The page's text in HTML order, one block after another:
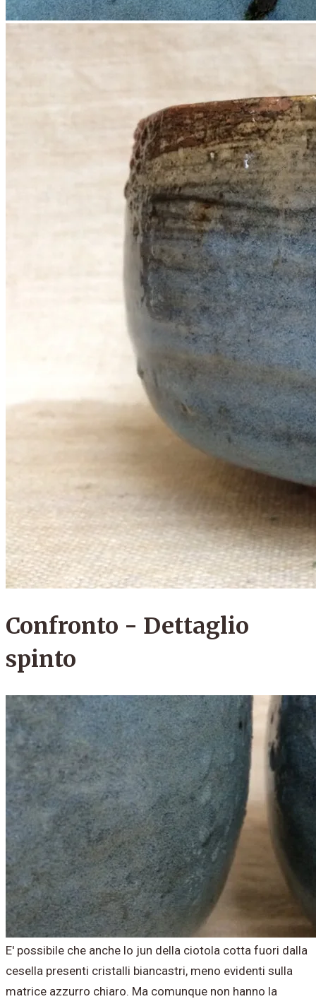
Confronto - Dettaglio
spinto
E' possibile che anche lo jun della ciotola cotta fuori dalla
cesella presenti cristalli biancastri, meno evidenti sulla
matrice azzurro chiaro. Ma comunque non hanno la